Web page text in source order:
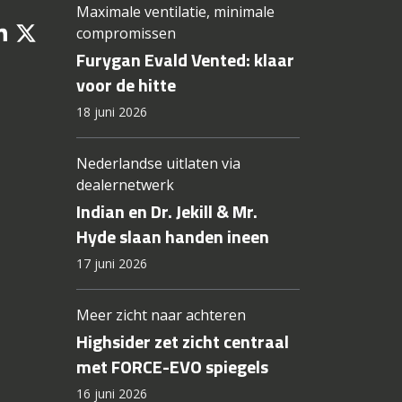
Maximale ventilatie, minimale
compromissen
Furygan Evald Vented: klaar
voor de hitte
18 juni 2026
Nederlandse uitlaten via
dealernetwerk
Indian en Dr. Jekill & Mr.
Hyde slaan handen ineen
17 juni 2026
Meer zicht naar achteren
Highsider zet zicht centraal
met FORCE-EVO spiegels
16 juni 2026